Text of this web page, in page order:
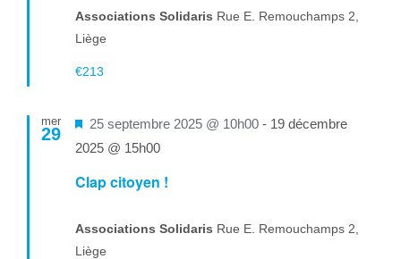
Associations Solidaris Rue E. Remouchamps 2,
Liège
€213
mer
29
Clap citoyen !
Mis
en
25 septembre 2025 @ 10h00 - 19 décembre
2025 @ 15h00
Associations Solidaris Rue E. Remouchamps 2,
Liège